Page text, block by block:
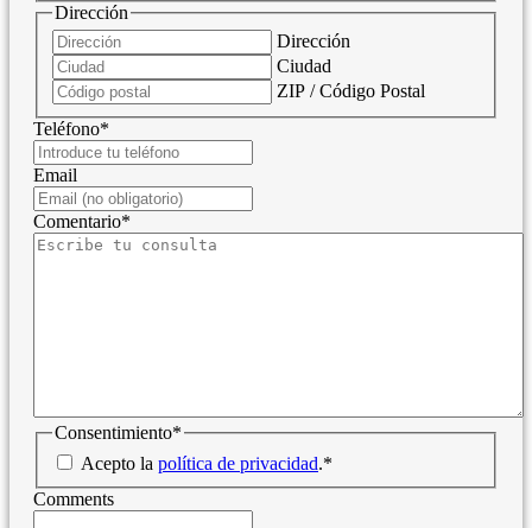
Dirección
Dirección
Ciudad
ZIP / Código Postal
Teléfono*
Email
Comentario*
Consentimiento*
Acepto la política de privacidad.*
Comments